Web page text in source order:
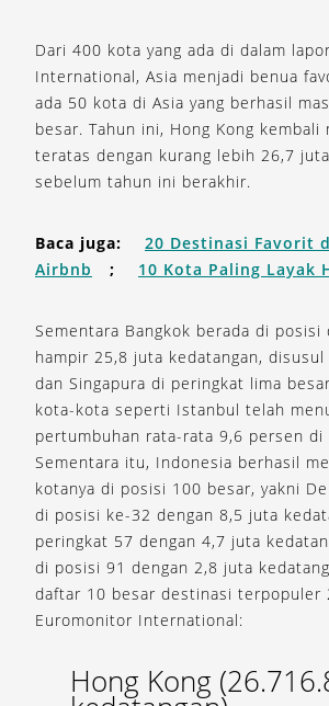
Dari 400 kota yang ada di dalam
International, Asia menjadi benua
ada 50 kota di Asia yang berhasil
besar. Tahun ini, Hong Kong kembali
teratas dengan kurang lebih 26,7
sebelum tahun ini berakhir.
Baca juga:
20 Destinasi Favorit
Airbnb
; 10 Kota Paling Layak
Sementara Bangkok berada di posisi
hampir 25,8 juta kedatangan, disusul
dan Singapura di peringkat lima
kota-kota seperti Istanbul telah
pertumbuhan rata-rata 9,6 persen di
Sementara itu, Indonesia berhasil
kotanya di posisi 100 besar, yakni
di posisi ke-32 dengan 8,5 juta
peringkat 57 dengan 4,7 juta
di posisi 91 dengan 2,8 juta
daftar 10 besar destinasi terpopuler
Euromonitor International:
Hong Kong